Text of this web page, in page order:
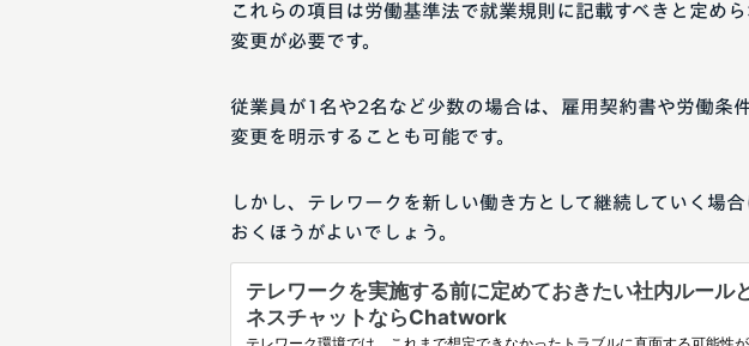
これらの項目は労働基準法で就業規則に記載すべきと定め
変更が必要です。
従業員が1名や2名など少数の場合は、雇用契約書や労働条
変更を明示することも可能です。
しかし、テレワークを新しい働き方として継続していく場
おくほうがよいでしょう。